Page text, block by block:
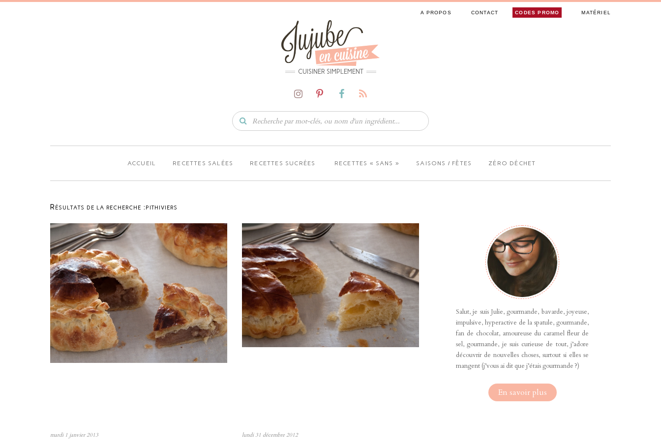
A PROPOS CONTACT CODES PROMO MATÉRIEL
CUISINER SIMPLEMENT
ACCUEIL RECETTES SALÉES RECETTES SUCRÉES RECETTES « SANS » SAISONS / FÊTES ZÉRO DÉCHET
Résultats de la recherche :pithiviers
mardi 1 janvier 2013 lundi 31 décembre 2012
Salut, je suis Julie, gourmande, bavarde, joyeuse,
impulsive, hyperactive de la spatule, gourmande,
fan de chocolat, amoureuse du caramel fleur de
sel, gourmande, je suis curieuse de tout, j’adore
découvrir de nouvelles choses, surtout si elles se
mangent (j’vous ai dit que j’étais gourmande ?)
En savoir plus